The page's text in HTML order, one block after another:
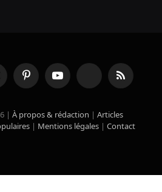
PinterestYouTube TikTok RSS
| À propos & rédaction | Articles
| Mentions légales | Contact